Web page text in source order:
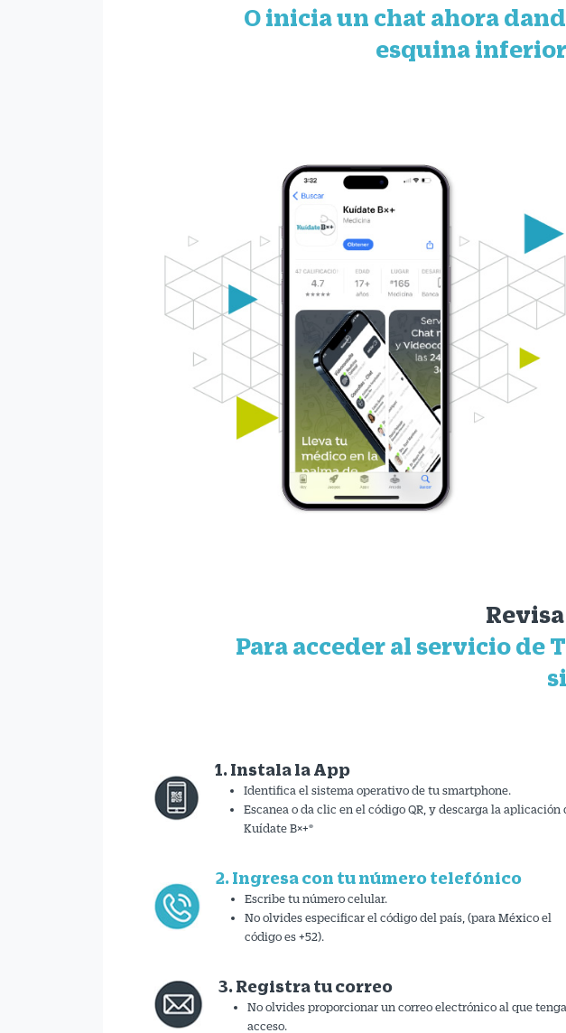
O inicia un chat ahora
esquina
Para acceder al servicio de
1. Instala la App
Identifica el sistema operativo de tu smartphone.
Escanea o da clic en el código QR, y descarga la aplicación
Kuídate B×+®
2. Ingresa con tu número telefónico
Escribe tu número celular.
No olvides especificar el código del país, (para México el
código es +52).
3. Registra tu correo
No olvides proporcionar un correo electrónico al que
acceso.